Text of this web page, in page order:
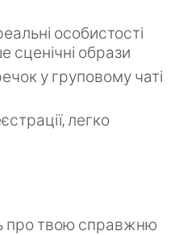
особистості
сценічні образи
у груповому чаті
легко
про твою справжню